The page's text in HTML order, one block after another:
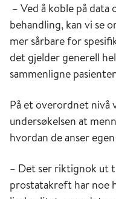
– Ved å koble på
behandling, kan vi se
mer sårbare for
det gjelder generell
sammenligne
På et overordnet nivå
undersøkelsen at
hvordan de anser
– Det ser riktignok ut
prostatakreft har noe